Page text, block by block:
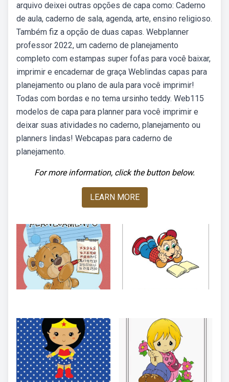
arquivo deixei outras opções de capa como: Caderno
de aula, caderno de sala, agenda, arte, ensino religioso.
Também fiz a opção de duas capas. Webplanner
professor 2022, um caderno de planejamento
completo com estampas super fofas para você baixar,
imprimir e encadernar de graça Weblindas capas para
planejamento ou plano de aula para você imprimir!
Todas com bordas e no tema ursinho teddy. Web115
modelos de capa para planner para você imprimir e
deixar suas atividades no caderno, planejamento ou
planners lindas! Webcapas para caderno de
planejamento.
For more information, click the button below.
LEARN MORE